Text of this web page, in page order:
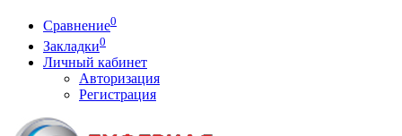
Сравнение0
Закладки0
Личный кабинет
Авторизация
Регистрация